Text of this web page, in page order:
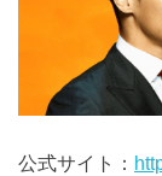
公式サイト：